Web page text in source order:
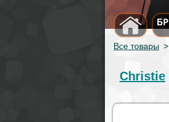
Все товары >
Christie